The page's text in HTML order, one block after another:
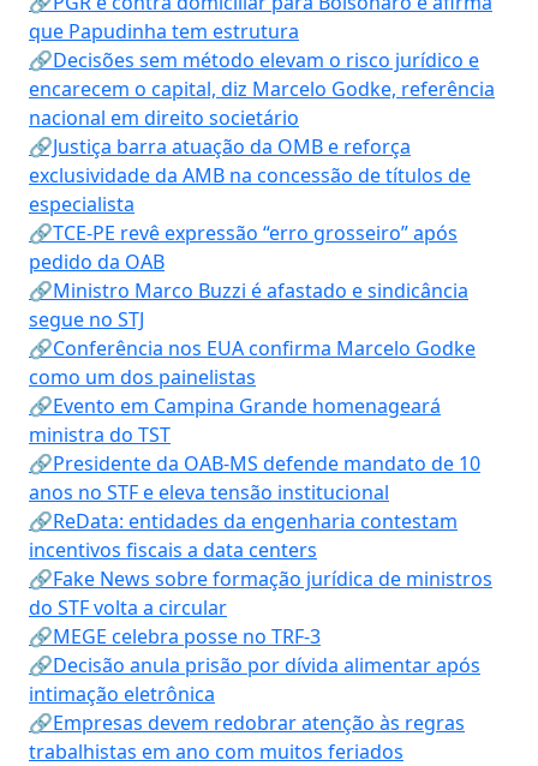
que Papudinha tem estrutura
🔗Decisões sem método elevam o risco jurídico e
encarecem o capital, diz Marcelo Godke, referência
nacional em direito societário
🔗Justiça barra atuação da OMB e reforça
exclusividade da AMB na concessão de títulos de
especialista
🔗TCE-PE revê expressão “erro grosseiro” após
pedido da OAB
🔗Ministro Marco Buzzi é afastado e sindicância
segue no STJ
🔗Conferência nos EUA confirma Marcelo Godke
como um dos painelistas
🔗Evento em Campina Grande homenageará
ministra do TST
🔗Presidente da OAB-MS defende mandato de 10
anos no STF e eleva tensão institucional
🔗ReData: entidades da engenharia contestam
incentivos fiscais a data centers
🔗Fake News sobre formação jurídica de ministros
do STF volta a circular
🔗MEGE celebra posse no TRF-3
🔗Decisão anula prisão por dívida alimentar após
intimação eletrônica
🔗Empresas devem redobrar atenção às regras
trabalhistas em ano com muitos feriados